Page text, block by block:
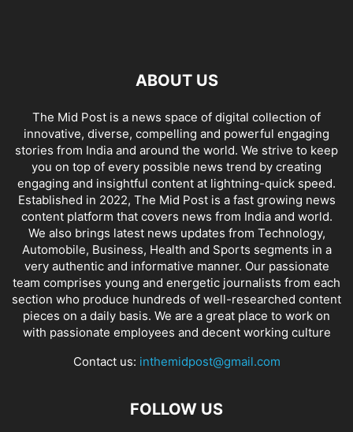
ABOUT US
The Mid Post is a news space of digital collection of
innovative, diverse, compelling and powerful engaging
stories from India and around the world. We strive to keep
you on top of every possible news trend by creating
engaging and insightful content at lightning-quick speed.
Established in 2022, The Mid Post is a fast growing news
content platform that covers news from India and world.
We also brings latest news updates from Technology,
Automobile, Business, Health and Sports segments in a
very authentic and informative manner. Our passionate
team comprises young and energetic journalists from each
section who produce hundreds of well-researched content
pieces on a daily basis. We are a great place to work on
with passionate employees and decent working culture
Contact us: inthemidpost@gmail.com
FOLLOW US